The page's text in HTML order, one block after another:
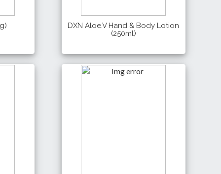
DXN Aloe.V Hand & Body Lotion
(250ml)
1,140 Tk
Details